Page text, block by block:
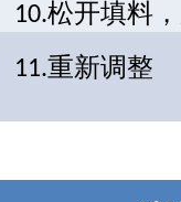
10.松开填料
11.重新调整